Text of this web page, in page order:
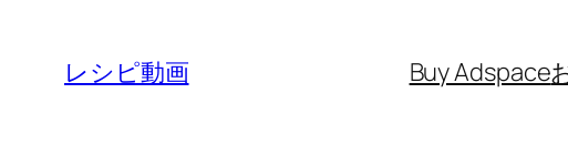
レシピ動画 Buy Adspace